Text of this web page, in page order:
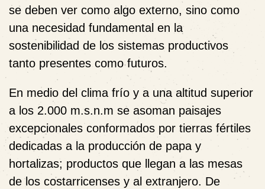
se deben ver como algo externo, sino como
una necesidad fundamental en la
sostenibilidad de los sistemas productivos
tanto presentes como futuros.
En medio del clima frío y a una altitud superior
a los 2.000 m.s.n.m se asoman paisajes
excepcionales conformados por tierras fértiles
dedicadas a la producción de papa y
hortalizas; productos que llegan a las mesas
de los costarricenses y al extranjero. De